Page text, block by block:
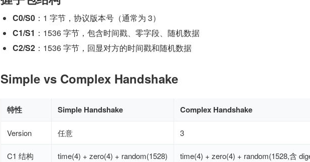
C0/S0 ：1 字节，协议版本号（通常为 3）
C1/S1 ：1536 字节，包含时间戳、零字段、随机数据
C2/S2 ：1536 字节，回显对方的时间戳和随机数据
Simple vs Complex Handshake
特性 Simple Handshake Complex Handshake
Version 任意 3
C1 结构 time(4) + zero(4) + random(1528) time(4) + zero(4) + random(1528,含